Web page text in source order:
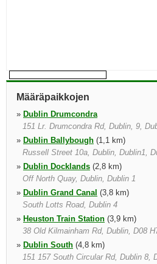
Määräpaikkojen
» Dublin Drumcondra
151 Lr. Drumcondra Rd, Dublin, 9,
» Dublin Ballybough (1,1 km)
Russell Street 10a, Dublin, Dublin1,
» Dublin Docklands (2,8 km)
Off North Quay, Dublin, Dublin 1
» Dublin Grand Canal (3,8 km)
South Lotts Road, Dublin 4
» Heuston Train Station (3,9 km)
38 Old Kilmainham Rd, Dublin, D08
» Dublin South (4,8 km)
151 157 South Circular Rd, Dublin 8,